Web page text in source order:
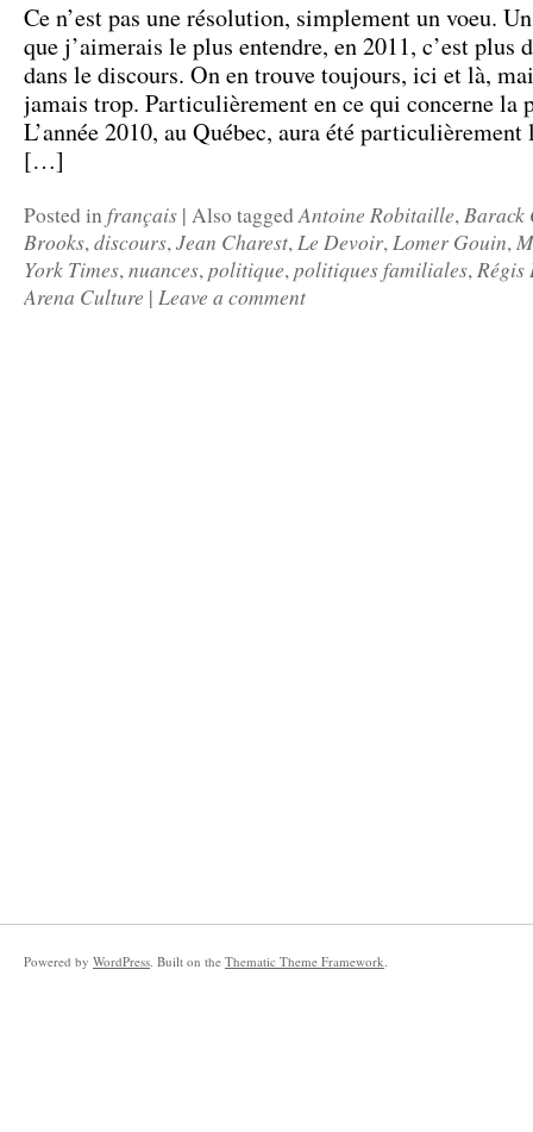
Ce n’est pas une résolution, simplement un voeu.
que j’aimerais le plus entendre, en 2011, c’est plus
dans le discours. On en trouve toujours, ici et là,
jamais trop. Particulièrement en ce qui concerne la
L’année 2010, au Québec, aura été particulièrement
[…]
Posted infrançais | Also taggedAntoine Robitaille,Barack
Brooks,discours,Jean Charest,Le Devoir,Lomer Gouin,
York Times,nuances,politique,politiques familiales,Régis
Arena Culture | Leave a comment
Powered by WordPress. Built on the Thematic Theme Framework.